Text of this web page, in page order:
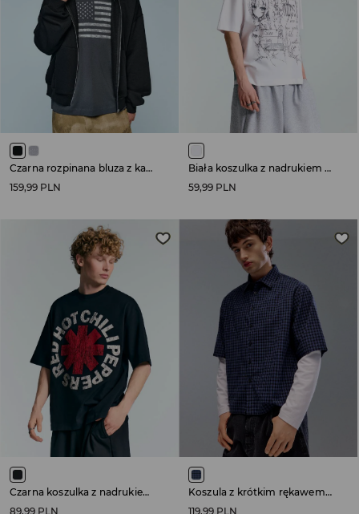
Czarna rozpinana bluza z kapturem i sztucznym futerkiem
159,99 PLN
Biała koszulka z nadrukiem w stylu japońskim
59,99 PLN
Czarna koszulka z nadrukiem Red Hot Chili Peppers
89,99 PLN
Koszula z krótkim rękawem w granatowo-czarną kratę
119,99 PLN